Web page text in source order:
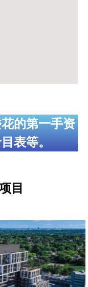
的第一手资
表等。
目